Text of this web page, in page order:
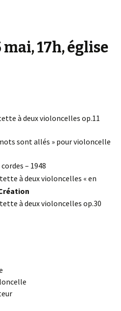
17h, église
à deux violoncelles op.11
sont allés » pour violoncelle
– 1948
à deux violoncelles « en
à deux violoncelles op.30